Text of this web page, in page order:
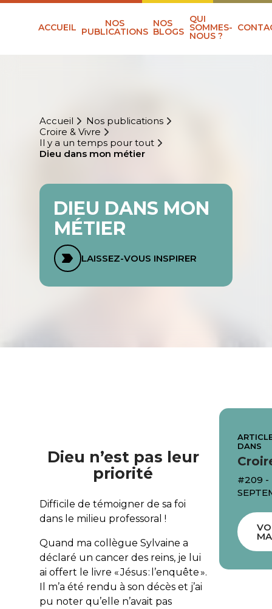
ACCUEIL NOS
PUBLICATIONS
NOS
BLOGS
QUI
SOMMES-
NOUS ?
Accueil
Nos publications
Croire & Vivre
Il y a un temps pour tout
Dieu dans mon métier
DIEU DANS MON
MÉTIER
LAISSEZ-VOUS INSPIRER
Dieu n’est pas leur
priorité
Difficile de témoigner de sa foi
dans le milieu professoral !
Quand ma collègue Sylvaine a
déclaré un cancer des reins, je lui
ai offert le livre « Jésus : l’enquête ».
Il m’a été rendu à son décès et j’ai
pu noter qu’elle n’avait pas
DANS
#209 -